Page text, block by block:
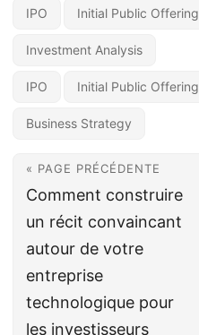
IPO Initial Public Offering
Investment Analysis
IPO Initial Public Offering
Business Strategy
« PAGE PRÉCÉDENTE
Comment construire
un récit convaincant
autour de votre
entreprise
technologique pour
les investisseurs